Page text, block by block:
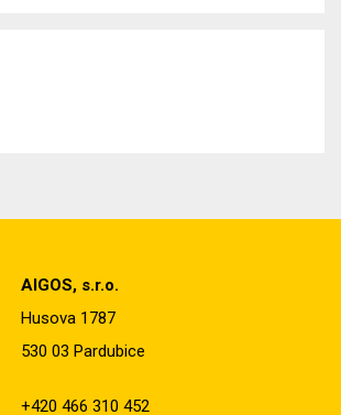
AIGOS, s.r.o.
Husova 1787
530 03 Pardubice
+420 466 310 452